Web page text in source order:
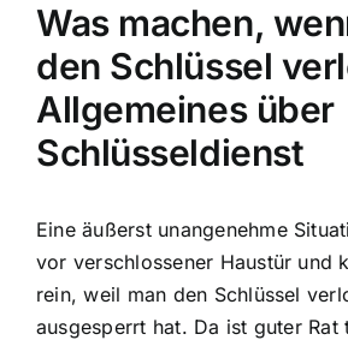
Was machen,
den Schlüssel
Allgemeines über
Schlüsseldienst
Eine äußerst unangenehme
vor verschlossener Haustür und
rein, weil man den Schlüssel
ausgesperrt hat. Da ist guter Rat